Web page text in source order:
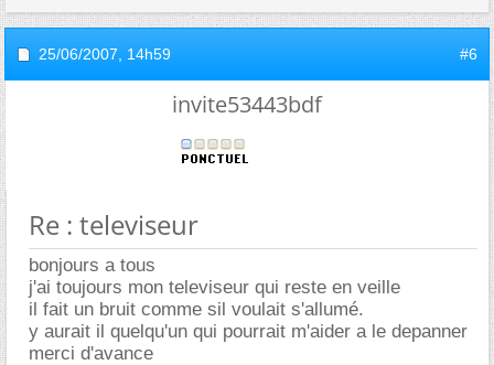
25/06/2007, 14h59 #6
invite53443bdf
Re : televiseur
bonjours a tous
j'ai toujours mon televiseur qui reste en veille
il fait un bruit comme sil voulait s'allumé.
y aurait il quelqu'un qui pourrait m'aider a le depanner
merci d'avance